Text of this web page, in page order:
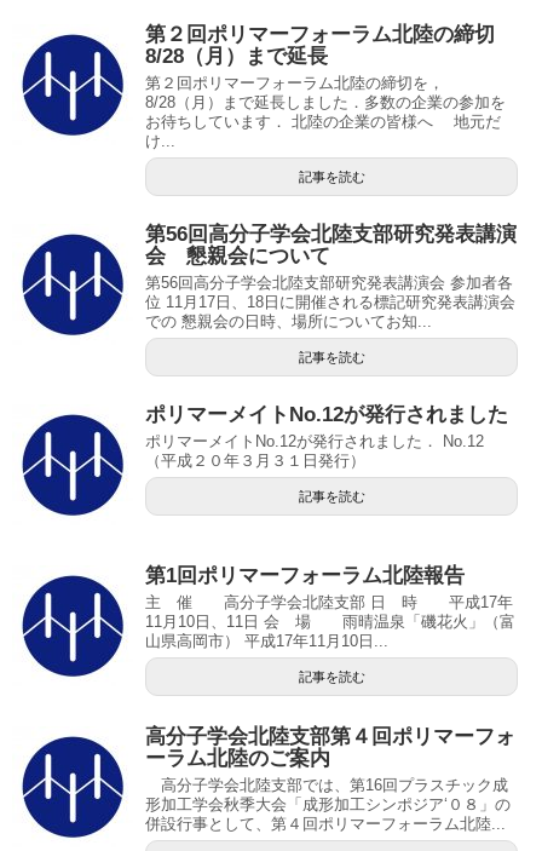
第２回ポリマーフォーラム北陸の締切
8/28（月）まで延長
第２回ポリマーフォーラム北陸の締切を，
8/28（月）まで延長しました．多数の企業の参加を
お待ちしています． 北陸の企業の皆様へ 地元だ
け...
記事を読む
第56回高分子学会北陸支部研究発表講演
会 懇親会について
第56回高分子学会北陸支部研究発表講演会 参加者各
位 11月17日、18日に開催される標記研究発表講演会
での 懇親会の日時、場所についてお知...
記事を読む
ポリマーメイトNo.12が発行されました
ポリマーメイトNo.12が発行されました． No.12
（平成２０年３月３１日発行）
記事を読む
第1回ポリマーフォーラム北陸報告
主 催 高分子学会北陸支部 日 時 平成17年
11月10日、11日 会 場 雨晴温泉「磯花火」（富
山県高岡市） 平成17年11月10日...
記事を読む
高分子学会北陸支部第４回ポリマーフォ
ーラム北陸のご案内
高分子学会北陸支部では、第16回プラスチック成
形加工学会秋季大会「成形加工シンポジア‘０８」の
併設行事として、第４回ポリマーフォーラム北陸...